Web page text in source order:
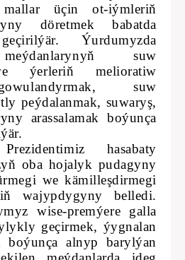
üçin ot-iýmleriň
döretmek babatda
Ýurdumyzda
suw
ýerleriň melioratiw
suw
peýdalanmak, suwaryş,
arassalamak boýunça
hasabaty
oba hojalyk pudagyny
we kämilleşdirmegi
wajypdygyny belledi.
wise-premýere galla
geçirmek, ýygnalan
boýunça alnyp barylýan